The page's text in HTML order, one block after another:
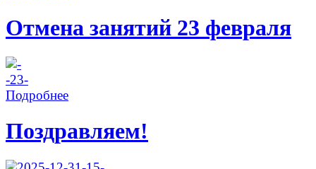
Отмена занятий 23 февраля
Подробнее
Поздравляем!